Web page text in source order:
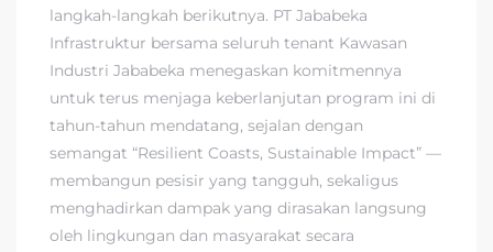
langkah-langkah berikutnya. PT Jababeka
Infrastruktur bersama seluruh tenant Kawasan
Industri Jababeka menegaskan komitmennya
untuk terus menjaga keberlanjutan program ini di
tahun-tahun mendatang, sejalan dengan
semangat “Resilient Coasts, Sustainable Impact” —
membangun pesisir yang tangguh, sekaligus
menghadirkan dampak yang dirasakan langsung
oleh lingkungan dan masyarakat secara